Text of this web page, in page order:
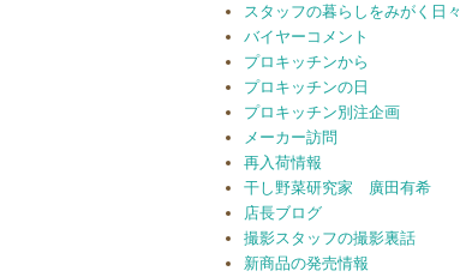
スタッフの暮らしをみがく日々
バイヤーコメント
プロキッチンから
プロキッチンの日
プロキッチン別注企画
メーカー訪問
再入荷情報
干し野菜研究家 廣田有希
店長ブログ
撮影スタッフの撮影裏話
新商品の発売情報